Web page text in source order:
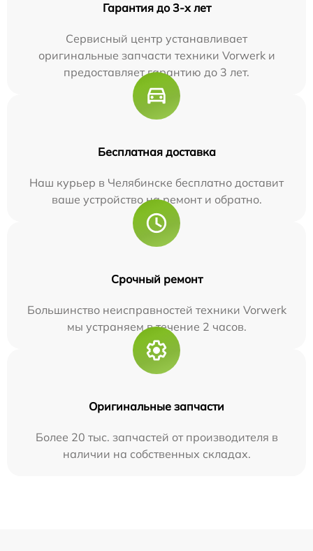
Гарантия до 3-х лет
Сервисный центр устанавливает
оригинальные запчасти техники Vorwerk и
предоставляет гарантию до 3 лет.
Бесплатная доставка
Наш курьер в Челябинске бесплатно доставит
ваше устройство на ремонт и обратно.
Срочный ремонт
Большинство неисправностей техники Vorwerk
мы устраняем в течение 2 часов.
Оригинальные запчасти
Более 20 тыс. запчастей от производителя в
наличии на собственных складах.